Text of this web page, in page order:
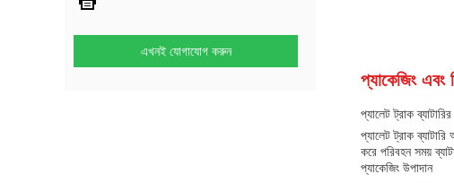
এখনই যোগাযোগ করুন
প্যাকেজিং এবং
প্যালেট ট্রাক
প্যালেট ট্রাক
করে পরিবহন সময়
প্যাকেজিং উপাদান